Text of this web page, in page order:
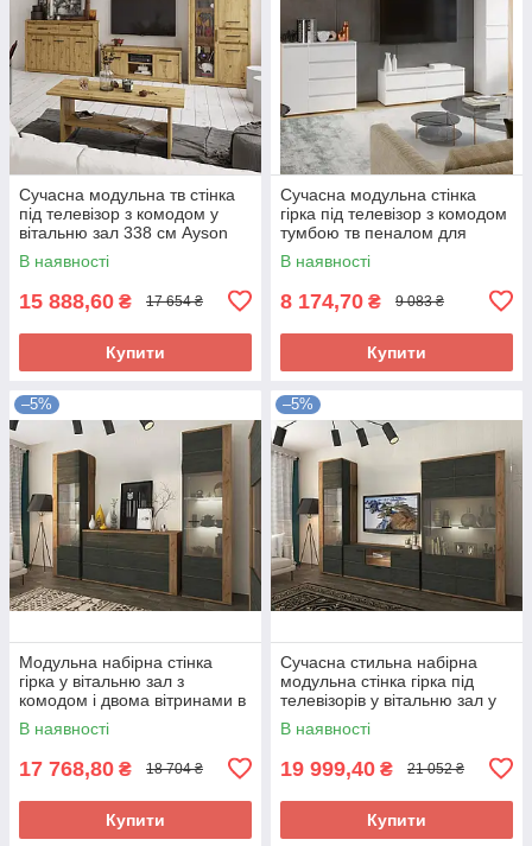
Сучасна модульна тв стінка
під телевізор з комодом у
вітальню зал 338 см Ayson
VMV Holding дуб артизан
В наявності
15 888,60 ₴ 17 654 ₴
Купити
Сучасна модульна стінка
гірка під телевізор з комодом
тумбою тв пеналом для
речей і полкою у вітальню
спальню Еверест Лайт
В наявності
8 174,70 ₴ 9 083 ₴
Купити
–5%
Модульна набірна стінка
гірка у вітальню зал з
комодом і двома вітринами в
сучасному стилі Адель Сокме
В наявності
17 768,80 ₴ 18 704 ₴
Купити
–5%
Сучасна стильна набірна
модульна стінка гірка під
телевізорів у вітальню зал у
стилі модерн Адель Сокме
В наявності
19 999,40 ₴ 21 052 ₴
Купити